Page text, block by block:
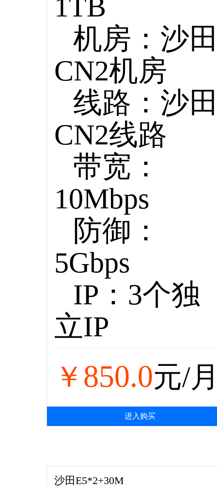
1TB
机房：沙
CN2机房
线路：沙
CN2线路
带宽：
10Mbps
防御：
5Gbps
IP：3个独
立IP
￥ 850.0元/
进入购买
沙田E5*2+30M